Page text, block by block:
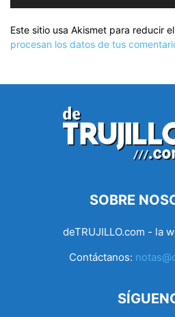
Este sitio usa Akismet para reducir
procesan los datos de tus
SOBRE
deTRUJILLO.com - la
Contáctanos: